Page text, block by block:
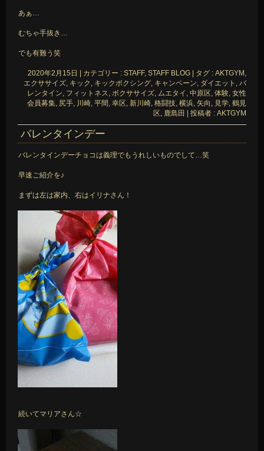
あぁ…
むちゃ手抜き…
でも有難う笑
2020年2月15日 | カテゴリー : STAFF, STAFF BLOG | タグ : AKTGYM,
エクササイズ, キック , キックボクシング, キャンペーン, ダイエット , バ
レンタイン, フィットネス, ボクササイズ, ムエタイ , 中原区, 体験, 女性
会員募集, 尻手, 川崎, 平間, 幸区, 新川崎, 格闘技, 横浜, 矢向 , 見学, 鶴見
区, 鹿島田 | 投稿者 : AKTGYM
バレンタインデー
バレンタインデーチョコは義理でもうれしいものでして…笑
早速ご紹介を♪
まずは左は家内、右はイリナさん！
続いてマリアさん☆